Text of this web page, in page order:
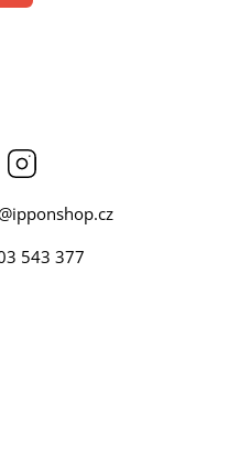
ipponshop.cz
543 377